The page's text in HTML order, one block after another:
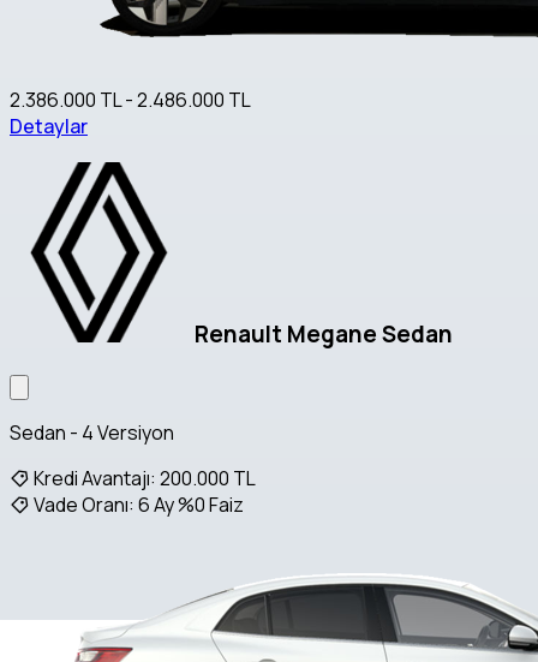
2.386.000 TL - 2.486.000 TL
Detaylar
Renault Megane Sedan
Sedan - 4 Versiyon
Kredi Avantajı: 200.000 TL
Vade Oranı: 6 Ay %0 Faiz